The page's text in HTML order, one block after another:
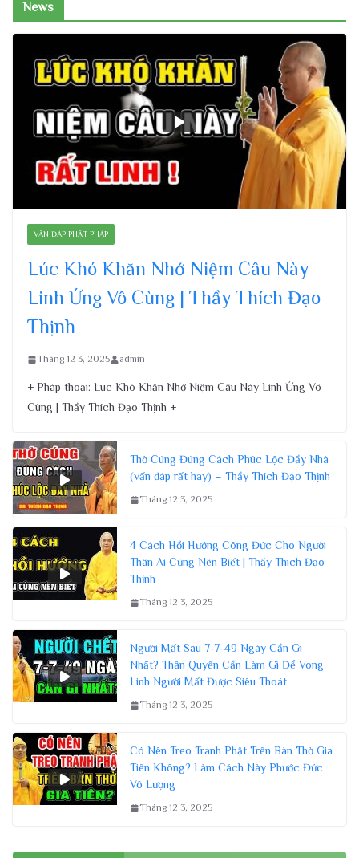
News
VẤN ĐÁP PHẬT PHÁP
Lúc Khó Khăn Nhớ Niệm Câu Này
Linh Ứng Vô Cùng | Thầy Thích Đạo
Thịnh
Tháng 12 3, 2025 admin
+ Pháp thoại: Lúc Khó Khăn Nhớ Niệm Câu Này Linh Ứng Vô
Cùng | Thầy Thích Đạo Thịnh +
Thờ Cúng Đúng Cách Phúc Lộc Đầy Nhà
(vấn đáp rất hay) – Thầy Thích Đạo Thịnh
Tháng 12 3, 2025
4 Cách Hồi Hướng Công Đức Cho Người
Thân Ai Cũng Nên Biết | Thầy Thích Đạo
Thịnh
Tháng 12 3, 2025
Người Mất Sau 7-7-49 Ngày Cần Gì
Nhất? Thân Quyến Cần Làm Gì Để Vong
Linh Người Mất Được Siêu Thoát
Tháng 12 3, 2025
Có Nên Treo Tranh Phật Trên Bàn Thờ Gia
Tiên Không? Làm Cách Này Phước Đức
Vô Lượng
Tháng 12 3, 2025